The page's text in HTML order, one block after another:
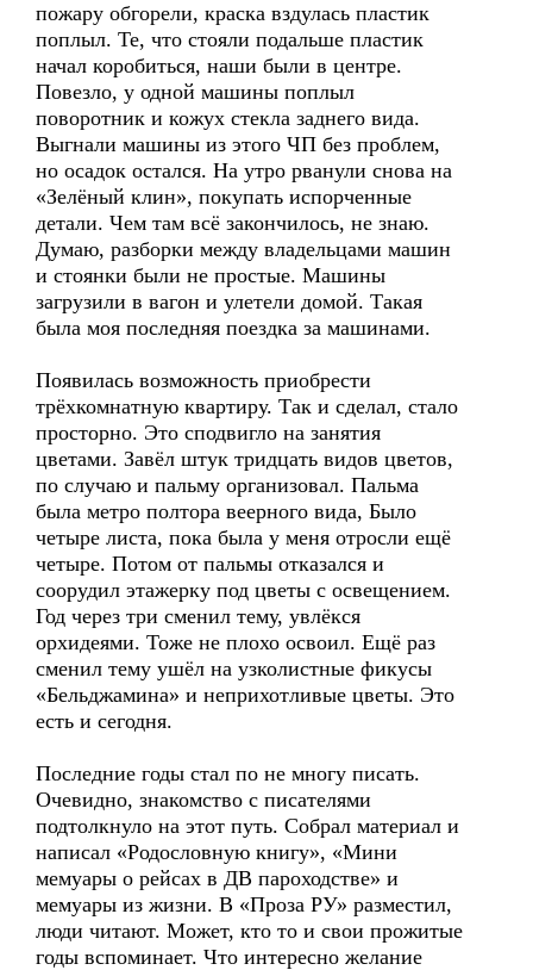
пожару обгорели, краска вздулась пластик
поплыл. Те, что стояли подальше пластик
начал коробиться, наши были в центре.
Повезло, у одной машины поплыл
поворотник и кожух стекла заднего вида.
Выгнали машины из этого ЧП без проблем,
но осадок остался. На утро рванули снова на
«Зелёный клин», покупать испорченные
детали. Чем там всё закончилось, не знаю.
Думаю, разборки между владельцами машин
и стоянки были не простые. Машины
загрузили в вагон и улетели домой. Такая
была моя последняя поездка за машинами.
Появилась возможность приобрести
трёхкомнатную квартиру. Так и сделал, стало
просторно. Это сподвигло на занятия
цветами. Завёл штук тридцать видов цветов,
по случаю и пальму организовал. Пальма
была метро полтора веерного вида, Было
четыре листа, пока была у меня отросли ещё
четыре. Потом от пальмы отказался и
соорудил этажерку под цветы с освещением.
Год через три сменил тему, увлёкся
орхидеями. Тоже не плохо освоил. Ещё раз
сменил тему ушёл на узколистные фикусы
«Бельджамина» и неприхотливые цветы. Это
есть и сегодня.
Последние годы стал по не многу писать.
Очевидно, знакомство с писателями
подтолкнуло на этот путь. Собрал материал и
написал «Родословную книгу», «Мини
мемуары о рейсах в ДВ пароходстве» и
мемуары из жизни. В «Проза РУ» разместил,
люди читают. Может, кто то и свои прожитые
годы вспоминает. Что интересно желание